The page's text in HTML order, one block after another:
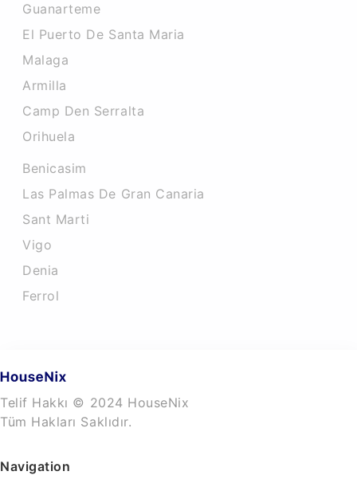
Guanarteme
El Puerto De Santa Maria
Malaga
Armilla
Camp Den Serralta
Orihuela
Benicasim
Las Palmas De Gran Canaria
Sant Marti
Vigo
Denia
Ferrol
Telif Hakkı © 2024 HouseNix
Tüm Hakları Saklıdır.
Navigation